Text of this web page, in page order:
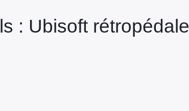
: Ubisoft rétropédale